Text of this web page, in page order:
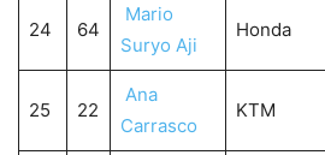
24 64
Mario
Suryo Aji
Honda
25 22
Ana
Carrasco
KTM